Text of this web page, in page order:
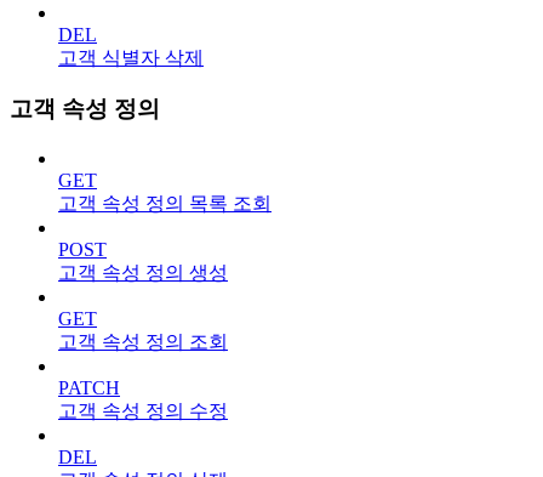
DEL
고객 식별자 삭제
고객 속성 정의
GET
고객 속성 정의 목록 조회
POST
고객 속성 정의 생성
GET
고객 속성 정의 조회
PATCH
고객 속성 정의 수정
DEL